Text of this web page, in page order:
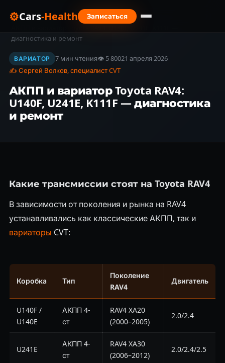
⚙Cars-Health Записаться
Главная › Блог ›
диагностика и ремонт
ВАРИАТОР 7 мин чтения👁 5 80021 апреля 2026
✍ Сергей Волков, специалист CVT
АКПП и вариатор Toyota RAV4:
U140F, U241E, K111F — диагностика
и ремонт
Какие трансмиссии стоят на Toyota RAV4
В зависимости от поколения и рынка на RAV4
устанавливались как классические АКПП, так и
вариаторы CVT:
Коробка Тип
Поколение
RAV4
Двигатель
U140F /
U140E
АКПП 4-
ст
RAV4 XA20
(2000–2005)
2.0/2.4
U241E
АКПП 4-
ст
RAV4 XA30
(2006–2012)
2.0/2.4/2.5